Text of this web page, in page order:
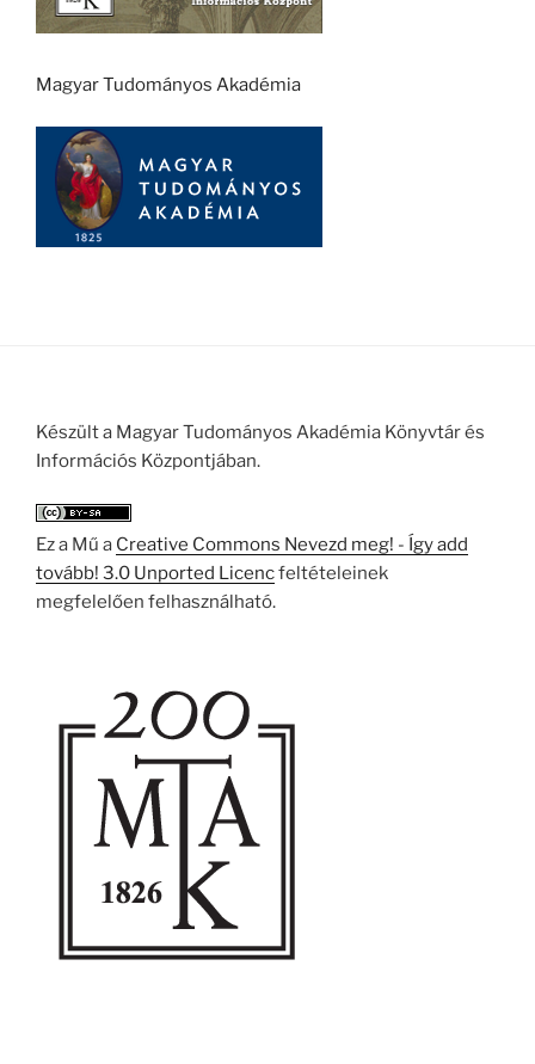
Magyar Tudományos Akadémia
Készült a Magyar Tudományos Akadémia Könyvtár és
Információs Központjában.
Ez a Mű a Creative Commons Nevezd meg! - Így add
tovább! 3.0 Unported Licencfeltételeinek
megfelelően felhasználható.